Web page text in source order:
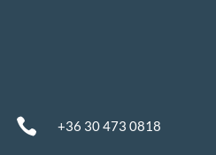
 +36 30 473 0818